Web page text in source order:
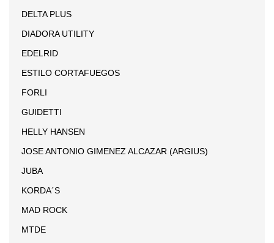
DELTA PLUS
DIADORA UTILITY
EDELRID
ESTILO CORTAFUEGOS
FORLI
GUIDETTI
HELLY HANSEN
JOSE ANTONIO GIMENEZ ALCAZAR (ARGIUS)
JUBA
KORDA´S
MAD ROCK
MTDE